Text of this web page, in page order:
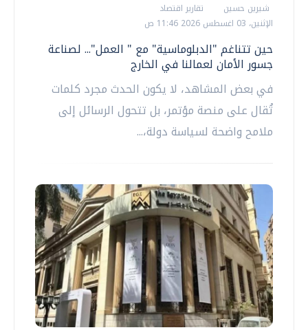
شيرين حسين
تقارير اقتصاد
الإثنين، 03 اغسطس 2026 11:46 ص
حين تتناغم "الدبلوماسية" مع " العمل"... لصناعة
جسور الأمان لعمالنا في الخارج
في بعض المشاهد، لا يكون الحدث مجرد كلمات
تُقال على منصة مؤتمر، بل تتحول الرسائل إلى
ملامح واضحة لسياسة دولة،...